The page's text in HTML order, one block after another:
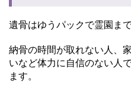
遺骨はゆうパックで霊園ま
納骨の時間が取れない人、
いなど体力に自信のない人
ます。